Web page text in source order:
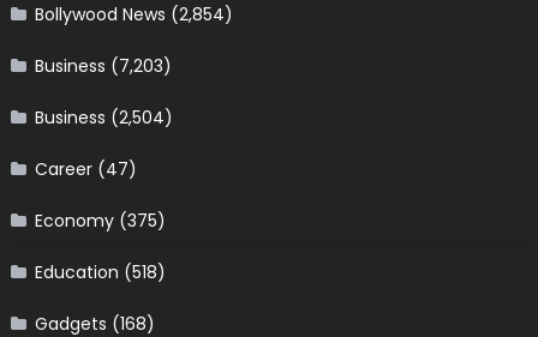
Bollywood News (2,854)
Business (7,203)
Business (2,504)
Career(47)
Economy(375)
Education (518)
Gadgets (168)